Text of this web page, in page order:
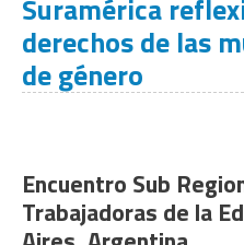
Suramérica
derechos de las
de género
Encuentro Sub
Trabajadoras de la